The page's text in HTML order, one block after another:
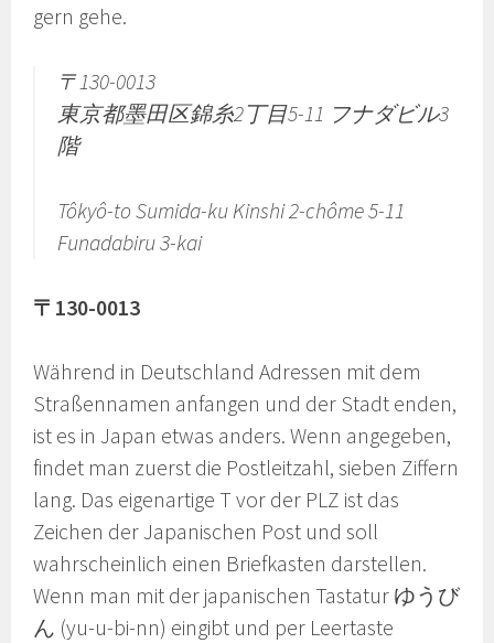
gern gehe.
〒130-0013
東京都墨田区錦糸2丁目5-11 フナダビル3
階
Tôkyô-to Sumida-ku Kinshi 2-chôme 5-11
Funadabiru 3-kai
〒130-0013
Während in Deutschland Adressen mit dem
Straßennamen anfangen und der Stadt enden,
ist es in Japan etwas anders. Wenn angegeben,
findet man zuerst die Postleitzahl, sieben Ziffern
lang. Das eigenartige T vor der PLZ ist das
Zeichen der Japanischen Post und soll
wahrscheinlich einen Briefkasten darstellen.
Wenn man mit der japanischen Tastatur ゆうび
ん (yu-u-bi-nn) eingibt und per Leertaste